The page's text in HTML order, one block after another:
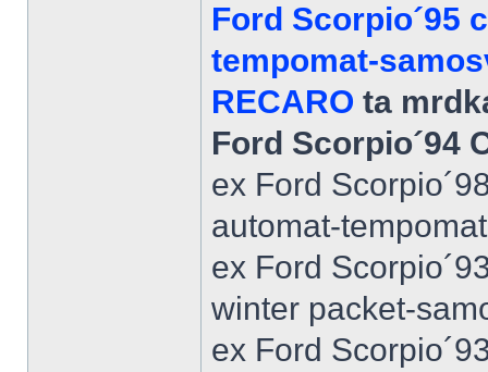
Ford Scorpio´95
tempomat-
RECARO ta
Ford Scorpio´94
ex Ford
automat-
ex Ford
winter packet-
ex Ford